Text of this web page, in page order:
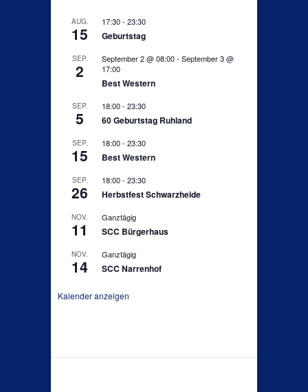
AUG.
15
17:30- 23:30
Geburtstag
SEP.
2
September 2 @ 08:00- September 3 @
17:00
Best Western
SEP.
5
18:00- 23:30
60 Geburtstag Ruhland
SEP.
15
18:00- 23:30
Best Western
SEP.
26
18:00- 23:30
Herbstfest Schwarzheide
NOV.
11
Ganztägig
SCC Bürgerhaus
NOV.
14
Ganztägig
SCC Narrenhof
Kalender anzeigen